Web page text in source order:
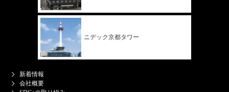
ニデック京都タワー
新着情報
会社概要